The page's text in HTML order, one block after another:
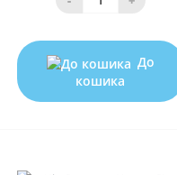
До
кошика